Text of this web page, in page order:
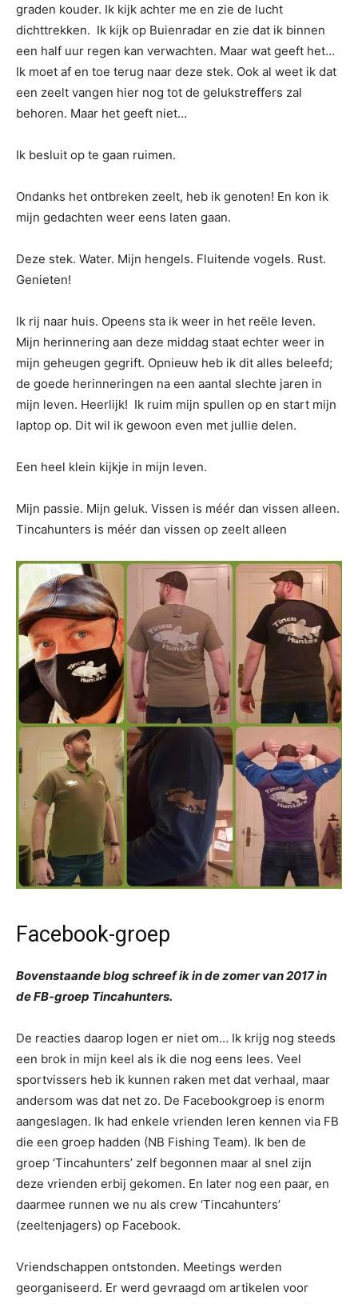
graden kouder. Ik kijk achter me en zie de lucht
dichttrekken. Ik kijk op Buienradar en zie dat ik binnen
een half uur regen kan verwachten. Maar wat geeft het…
Ik moet af en toe terug naar deze stek. Ook al weet ik dat
een zeelt vangen hier nog tot de gelukstreffers zal
behoren. Maar het geeft niet…
Ik besluit op te gaan ruimen.
Ondanks het ontbreken zeelt, heb ik genoten! En kon ik
mijn gedachten weer eens laten gaan.
Deze stek. Water. Mijn hengels. Fluitende vogels. Rust.
Genieten!
Ik rij naar huis. Opeens sta ik weer in het reële leven.
Mijn herinnering aan deze middag staat echter weer in
mijn geheugen gegrift. Opnieuw heb ik dit alles beleefd;
de goede herinneringen na een aantal slechte jaren in
mijn leven. Heerlijk! Ik ruim mijn spullen op en start mijn
laptop op. Dit wil ik gewoon even met jullie delen.
Een heel klein kijkje in mijn leven.
Mijn passie. Mijn geluk. Vissen is méér dan vissen alleen.
Tincahunters is méér dan vissen op zeelt alleen
Facebook-groep
Bovenstaande blog schreef ik in de zomer van 2017 in
de FB-groep Tincahunters.
De reacties daarop logen er niet om… Ik krijg nog steeds
een brok in mijn keel als ik die nog eens lees. Veel
sportvissers heb ik kunnen raken met dat verhaal, maar
andersom was dat net zo. De Facebookgroep is enorm
aangeslagen. Ik had enkele vrienden leren kennen via FB
die een groep hadden (NB Fishing Team). Ik ben de
groep ‘Tincahunters’ zelf begonnen maar al snel zijn
deze vrienden erbij gekomen. En later nog een paar, en
daarmee runnen we nu als crew ‘Tincahunters’
(zeeltenjagers) op Facebook.
Vriendschappen ontstonden. Meetings werden
georganiseerd. Er werd gevraagd om artikelen voor